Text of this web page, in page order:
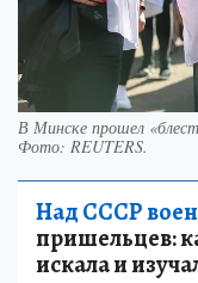
В Минске прошел
Фото: REUTERS.
Над СССР
пришельцев:
искала и